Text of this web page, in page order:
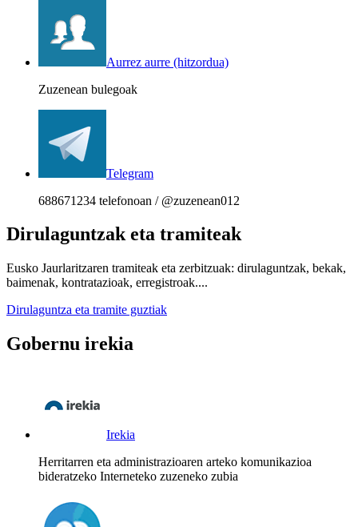
Aurrez aurre (hitzordua)
Zuzenean bulegoak
Telegram
688671234 telefonoan / @zuzenean012
Dirulaguntzak eta tramiteak
Eusko Jaurlaritzaren tramiteak eta zerbitzuak: dirulaguntzak, bekak,
baimenak, kontratazioak, erregistroak....
Dirulaguntza eta tramite guztiak
Gobernu irekia
Irekia
Herritarren eta administrazioaren arteko komunikazioa
bideratzeko Interneteko zuzeneko zubia